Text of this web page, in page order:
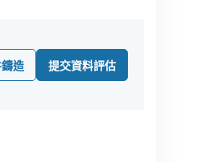
造 提交資料評估